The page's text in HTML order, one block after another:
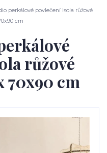
perkálové povlečení Isola růžové
cm
růžové
70x90 cm